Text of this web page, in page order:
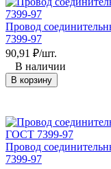
Провод
7399-97
90,91 ₽/шт.
В наличии
В корзину
Провод
7399-97